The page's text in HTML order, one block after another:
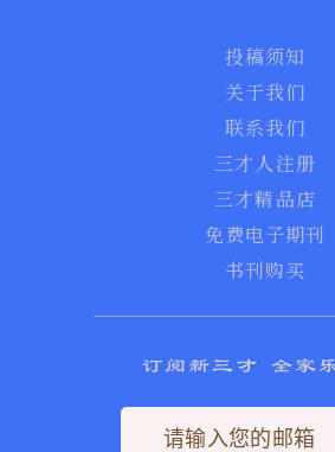
投稿须知
关于我们
联系我们
三才人注册
三才精品店
免费电子期刊
书刊购买
订阅新三才 全家